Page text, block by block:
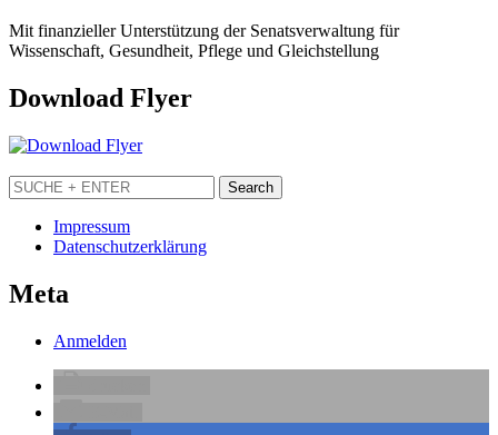
Mit finanzieller Unterstützung der Senatsverwaltung für
Wissenschaft, Gesundheit, Pflege und Gleichstellung
Download Flyer
Impressum
Datenschutzerklärung
Meta
Anmelden